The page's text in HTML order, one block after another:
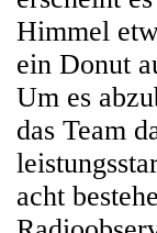
Himmel
ein Donut
Um es
das Team
acht